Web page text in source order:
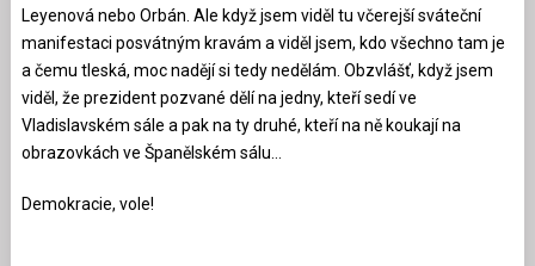
Leyenová nebo Orbán. Ale když jsem viděl tu včerejší sváteční
manifestaci posvátným kravám a viděl jsem, kdo všechno tam je
a čemu tleská, moc nadějí si tedy nedělám. Obzvlášť, když jsem
viděl, že prezident pozvané dělí na jedny, kteří sedí ve
Vladislavském sále a pak na ty druhé, kteří na ně koukají na
obrazovkách ve Španělském sálu…
Demokracie, vole!